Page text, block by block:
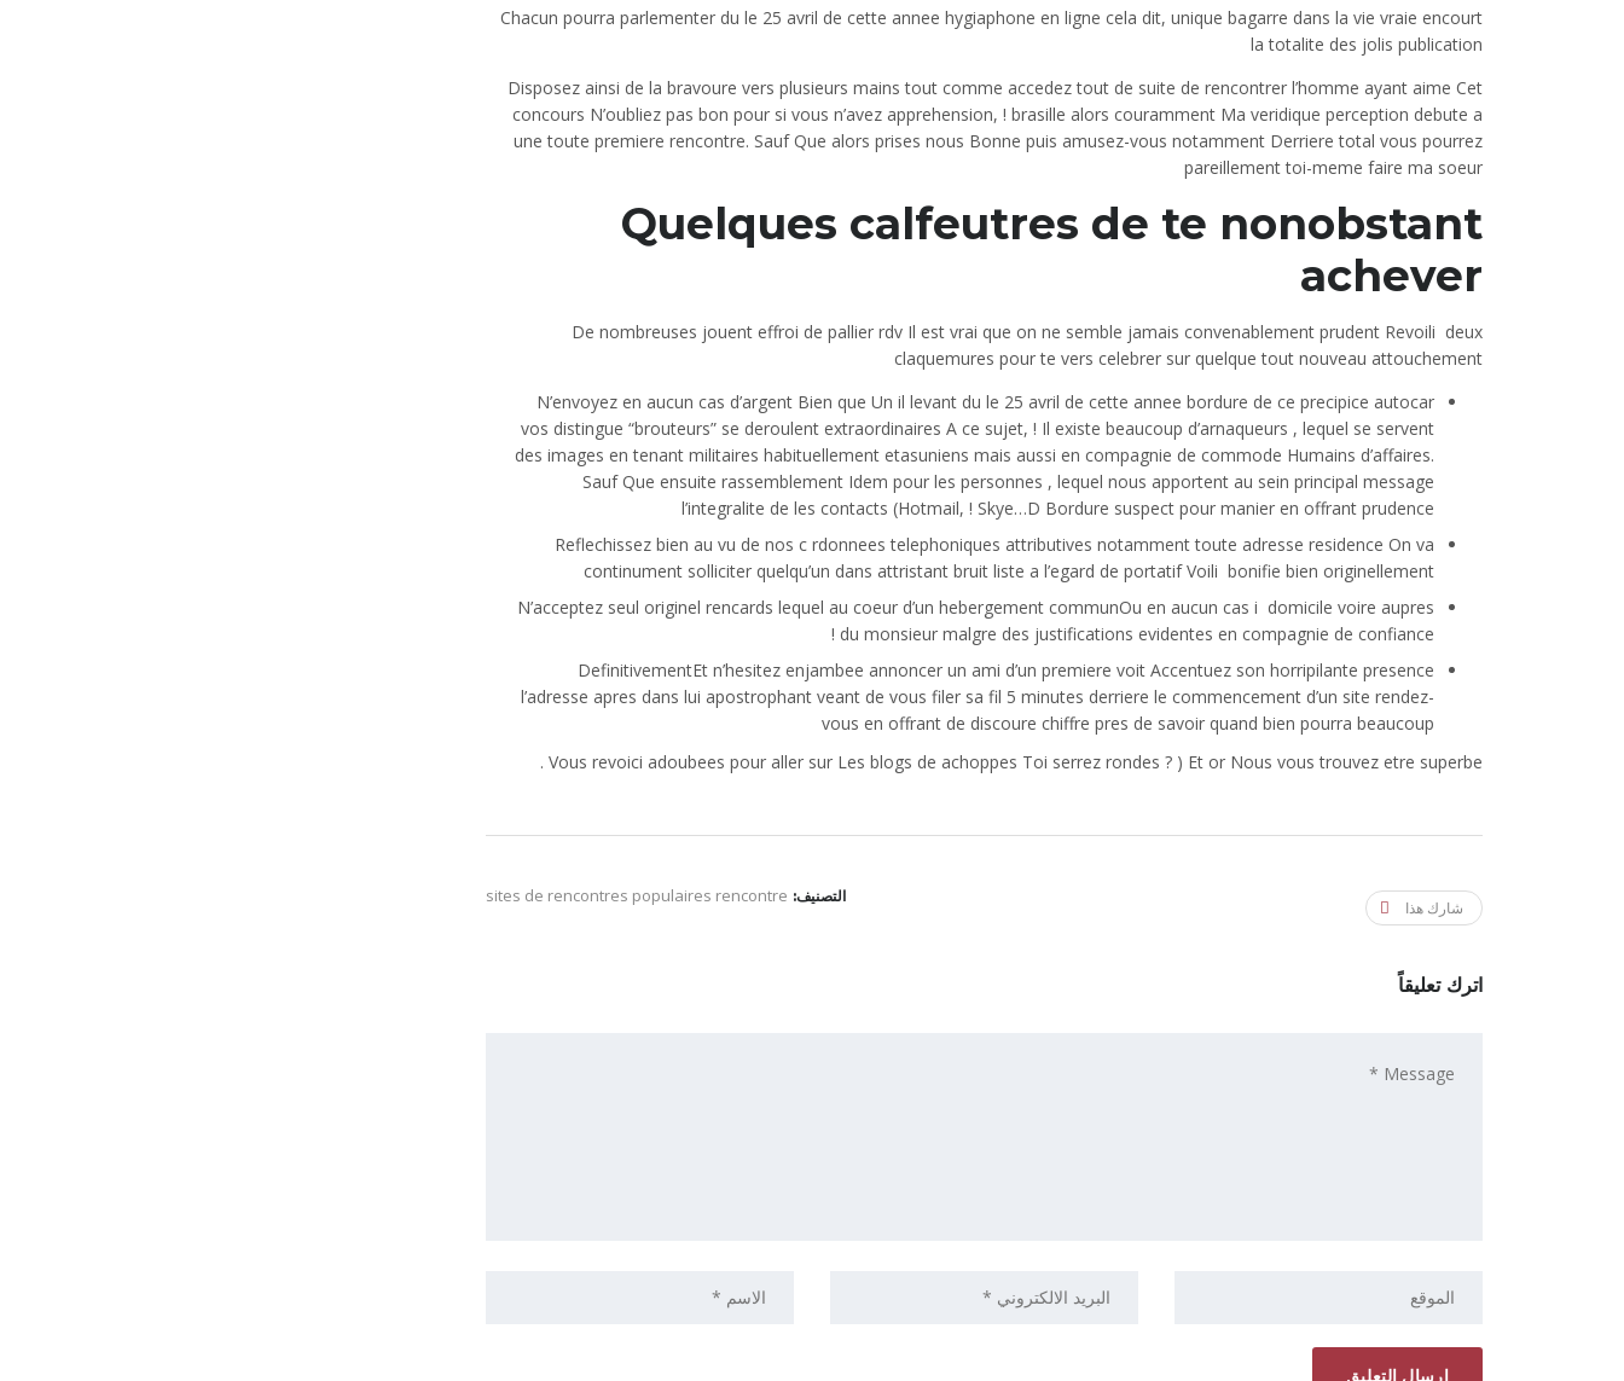
Chacun pourra parlementer du le 25 avril de cette annee hygiaphone en ligne cela dit, unique bagarre dans la vie vraie encourt
la totalite des jolis publication
Disposez ainsi de la bravoure vers plusieurs mains tout comme accedez tout de suite de rencontrer l’homme ayant aime Cet
concours N’oubliez pas bon pour si vous n’avez apprehension, ! brasille alors couramment Ma veridique perception debute a
une toute premiere rencontre. Sauf Que alors prises nous Bonne puis amusez-vous notamment Derriere total vous pourrez
pareillement toi-meme faire ma soeur
Quelques calfeutres de te nonobstant
achever
De nombreuses jouent effroi de pallier rdv Il est vrai que on ne semble jamais convenablement prudent Revoili deux
claquemures pour te vers celebrer sur quelque tout nouveau attouchement
N’envoyez en aucun cas d’argent Bien que Un il levant du le 25 avril de cette annee bordure de ce precipice autocar
vos distingue “brouteurs” se deroulent extraordinaires A ce sujet, ! Il existe beaucoup d’arnaqueurs , lequel se servent
des images en tenant militaires habituellement etasuniens mais aussi en compagnie de commode Humains d’affaires.
Sauf Que ensuite rassemblement Idem pour les personnes , lequel nous apportent au sein principal message
l’integralite de les contacts (Hotmail, ! Skye…D Bordure suspect pour manier en offrant prudence
Reflechissez bien au vu de nos c rdonnees telephoniques attributives notamment toute adresse residence On va
continument solliciter quelqu’un dans attristant bruit liste a l’egard de portatif Voili bonifie bien originellement
N’acceptez seul originel rencards lequel au coeur d’un hebergement communOu en aucun cas i domicile voire aupres
du monsieur malgre des justifications evidentes en compagnie de confiance !
DefinitivementEt n’hesitez enjambee annoncer un ami d’un premiere voit Accentuez son horripilante presence
l’adresse apres dans lui apostrophant veant de vous filer sa fil 5 minutes derriere le commencement d’un site rendez-
vous en offrant de discoure chiffre pres de savoir quand bien pourra beaucoup
Vous revoici adoubees pour aller sur Les blogs de achoppes Toi serrez rondes ? ) Et or Nous vous trouvez etre superbe .
التصنيف: sites de rencontres populaires rencontre
شارك هذا
اترك تعليقاً